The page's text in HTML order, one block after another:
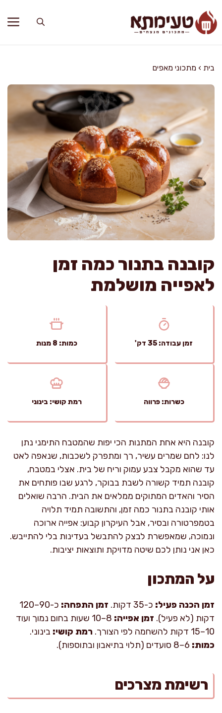
לתוכן
בית › מתכוני מאפים
קובנה בתנור כמה זמן
לאפייה מושלמת
זמן עבודה: 35 דק' כמות: 8 מנות
כשרות: פרווה רמת קושי: בינוני
קובנה היא אחת המתנות הכי יפות שהמטבח התימני נתן
לנו: לחם שמרים עשיר, רך ומתפרק לשכבות, שנאפה לאט
עד שהוא מקבל צבע עמוק וריח של בית. אצלי במטבח,
קובנה תמיד קשורה לשבת בבוקר, לרגע שבו פותחים את
הסיר והאדים המתוקים ממלאים את הבית. הרבה שואלים
אותי קובנה בתנור כמה זמן, והתשובה תמיד תלויה
בטמפרטורה ובסיר, אבל העיקרון קבוע: אפייה ארוכה
ונמוכה, שמאפשרת לבצק להתבשל בעדינות בלי להתייבש.
כאן אני נותן לכם שיטה מדויקת ותוצאות יציבות.
על המתכון
זמן הכנה פעיל: כ-35 דקות. זמן התפחה:
כ-90–120
דקות (לא פעיל). זמן אפייה:
8–10 שעות בחום נמוך ועוד
10–15 דקות להשחמה לפי הצורך.
רמת קושי: בינוני.
כמות:
רשימת מצרכים